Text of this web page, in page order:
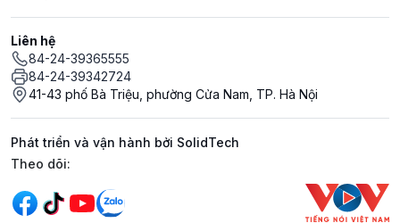
Liên hệ
84-24-39365555
84-24-39342724
41-43 phố Bà Triệu, phường Cửa Nam, TP. Hà Nội
Phát triển và vận hành bởi SolidTech
Mạng xã hội
Theo dõi: